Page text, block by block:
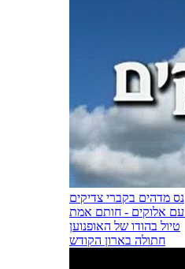
נס מדהים בקברי צדיקים
טיול בהודו של האופנוען
חתולה בארון הקודש